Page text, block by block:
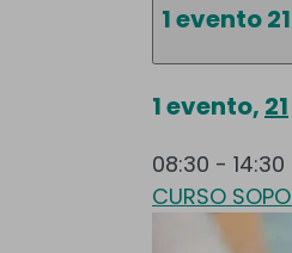
1 evento21
1 evento, 21
08:30 - 14:30
CURSO